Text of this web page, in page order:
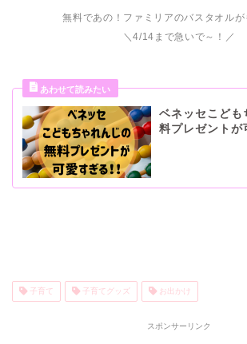
無料であの！ファミリアのバスタオルが
＼4/14まで急いで～！／
ベネッセこども
料プレゼントが
子育て 子育てグッズ お出かけ
スポンサーリンク